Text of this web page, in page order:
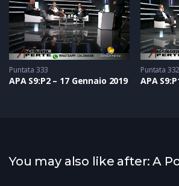
Puntata 333
APA S9:P2 – 17 Gennaio 2019
Puntata 332
APA
You may also like after: A